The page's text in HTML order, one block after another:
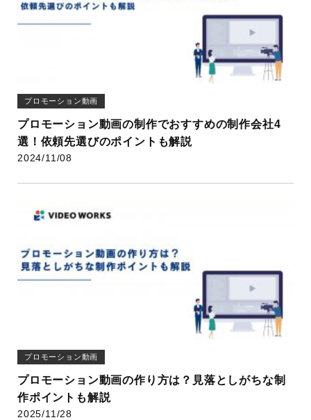
プロモーション動画
プロモーション動画の制作でおすすめの制作会社4
選！依頼先選びのポイントも解説
2024/11/08
プロモーション動画
プロモーション動画の作り方は？見落としがちな制
作ポイントも解説
2025/11/28